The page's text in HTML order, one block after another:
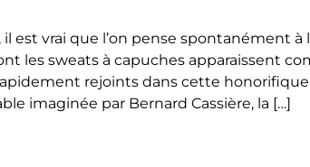
il est vrai que l’on pense spontanément
les sweats à capuches apparaissent
rejoints dans cette
imaginée par Bernard Cassière, la […]